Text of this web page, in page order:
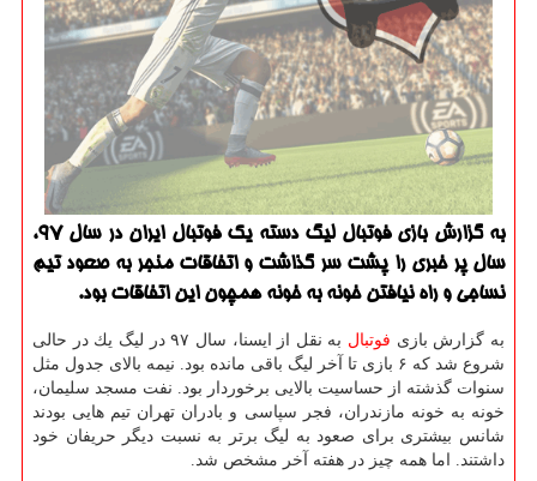
به گزارش بازی فوتبال لیگ دسته یك فوتبال ایران در سال 97،
سال پر خبری را پشت سر گذاشت و اتفاقات منجر به صعود تیم
نساجی و راه نیافتن خونه به خونه همچون این اتفاقات بود.
به گزارش بازی فوتبال
به نقل از ایسنا، سال ۹۷ در لیگ یك در حالی
شروع شد كه ۶ بازی تا آخر لیگ باقی مانده بود. نیمه بالای جدول مثل
سنوات گذشته از حساسیت بالایی برخوردار بود. نفت مسجد سلیمان،
خونه به خونه مازندران، فجر سپاسی و بادران تهران تیم هایی بودند
شانس بیشتری برای صعود به لیگ برتر به نسبت دیگر حریفان خود
داشتند. اما همه چیز در هفته آخر مشخص شد.